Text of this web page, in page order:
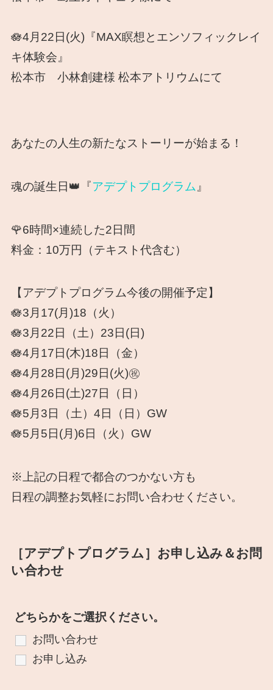
🪷4月22日(火)『MAX瞑想とエンソフィックレイ
キ体験会』
松本市 小林創建様 松本アトリウムにて
あなたの人生の新たなストーリーが始まる！
魂の誕生日👑『アデプトプログラム 』
🌹6時間×連続した2日間
料金：10万円（テキスト代含む）
【アデプトプログラム今後の開催予定】
🪷3月17(月)18（火）
🪷3月22日（土）23日(日)
🪷4月17日(木)18日（金）
🪷4月28日(月)29日(火)㊗️
🪷4月26日(土)27日（日）
🪷5月3日（土）4日（日）GW
🪷5月5日(月)6日（火）GW
※上記の日程で都合のつかない方も
日程の調整お気軽にお問い合わせください。
［アデプトプログラム］お申し込み＆お問
い合わせ
どちらかをご選択ください。
お問い合わせ
お申し込み